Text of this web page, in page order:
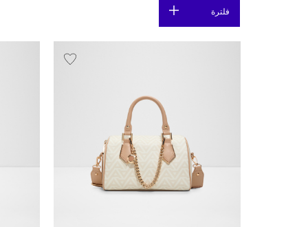
فلترة